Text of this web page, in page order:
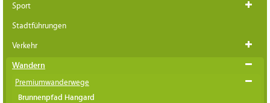
Sport
Stadtführungen
Verkehr
Wandern
Premiumwanderwege
Brunnenpfad Hangard